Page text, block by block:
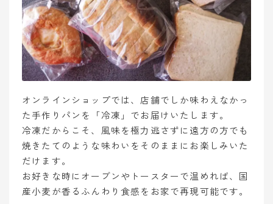
オンラインショップでは、店舗でしか味わえなかっ
た手作りパンを「冷凍」でお届けいたします。
冷凍だからこそ、風味を極力逃さずに遠方の方でも
焼きたてのような味わいをそのままにお楽しみいた
だけます。
お好きな時にオーブンやトースターで温めれば、国
産小麦が香るふんわり食感をお家で再現可能です。